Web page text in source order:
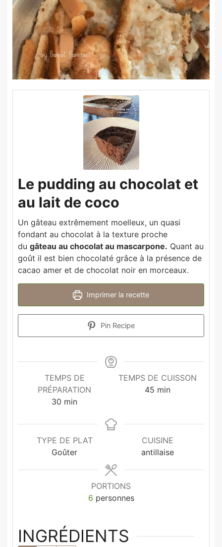
Le pudding au chocolat et
au lait de coco
Un gâteau extrêmement moelleux, un quasi
fondant au chocolat à la texture proche
du gâteau au chocolat au mascarpone. Quant au
goût il est bien chocolaté grâce à la présence de
cacao amer et de chocolat noir en morceaux.
Imprimer la recette
Pin Recipe
TEMPS DE
PRÉPARATION
30 min
TEMPS DE CUISSON
45 min
TYPE DE PLAT
Goûter
CUISINE
antillaise
PORTIONS
6 personnes
INGRÉDIENTS